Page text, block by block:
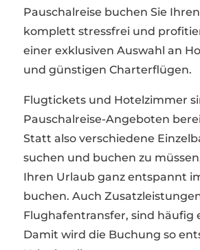
Pauschalreise buchen Sie
komplett stressfrei und
einer exklusiven Auswahl an
und günstigen Charterflügen.
Flugtickets und Hotelzimmer
Pauschalreise-Angeboten
Statt also verschiedene
suchen und buchen zu
Ihren Urlaub ganz entspannt
buchen. Auch
Flughafentransfer, sind häufig
Damit wird die Buchung so